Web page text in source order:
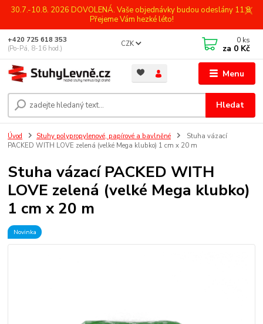
30.7.-10.8. 2026 DOVOLENÁ. Vaše objednávky budou odeslány 11.8.
Přejeme Vám hezké léto!
Menu
CZK
Hledat
+420 725 618 353
(Po-Pá, 8-16 hod.)
0 ks
za 0 Kč
Úvod Stuhy polypropylenové, papírové a bavlněné
Stuha vázací
PACKED WITH LOVE zelená (velké Mega klubko) 1 cm x 20 m
Stuha vázací PACKED WITH
LOVE zelená (velké Mega klubko)
1 cm x 20 m
Novinka